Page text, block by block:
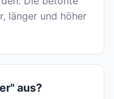
länger und höher
aus?